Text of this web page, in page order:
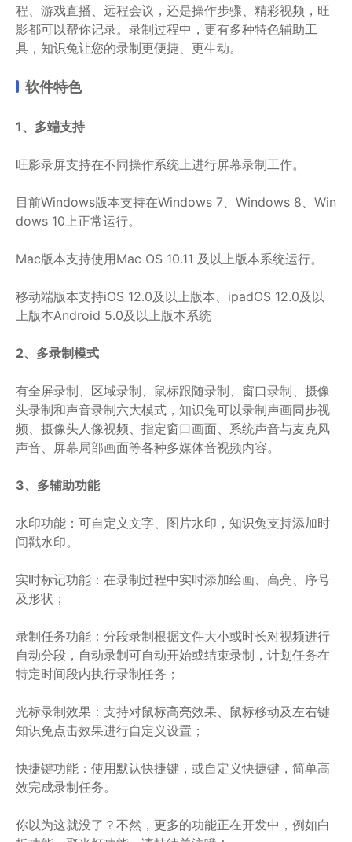
程、游戏直播、远程会议，还是操作步骤、精彩视频，旺
影都可以帮你记录。录制过程中，更有多种特色辅助工
具，知识兔让您的录制更便捷、更生动。
软件特色
1、多端支持
旺影录屏支持在不同操作系统上进行屏幕录制工作。
目前Windows版本支持在Windows 7、Windows 8、Win
dows 10上正常运行。
Mac版本支持使用Mac OS 10.11 及以上版本系统运行。
移动端版本支持iOS 12.0及以上版本、ipadOS 12.0及以
上版本Android 5.0及以上版本系统
2、多录制模式
有全屏录制、区域录制、鼠标跟随录制、窗口录制、摄像
头录制和声音录制六大模式，知识兔可以录制声画同步视
频、摄像头人像视频、指定窗口画面、系统声音与麦克风
声音、屏幕局部画面等各种多媒体音视频内容。
3、多辅助功能
水印功能：可自定义文字、图片水印，知识兔支持添加时
间戳水印。
实时标记功能：在录制过程中实时添加绘画、高亮、序号
及形状；
录制任务功能：分段录制根据文件大小或时长对视频进行
自动分段，自动录制可自动开始或结束录制，计划任务在
特定时间段内执行录制任务；
光标录制效果：支持对鼠标高亮效果、鼠标移动及左右键
知识兔点击效果进行自定义设置；
快捷键功能：使用默认快捷键，或自定义快捷键，简单高
效完成录制任务。
你以为这就没了？不然，更多的功能正在开发中，例如白